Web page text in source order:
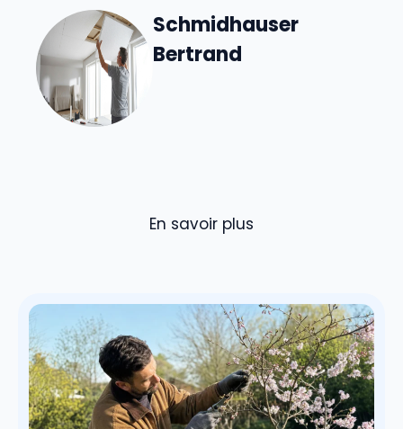
Schmidhauser
Bertrand
En savoir plus